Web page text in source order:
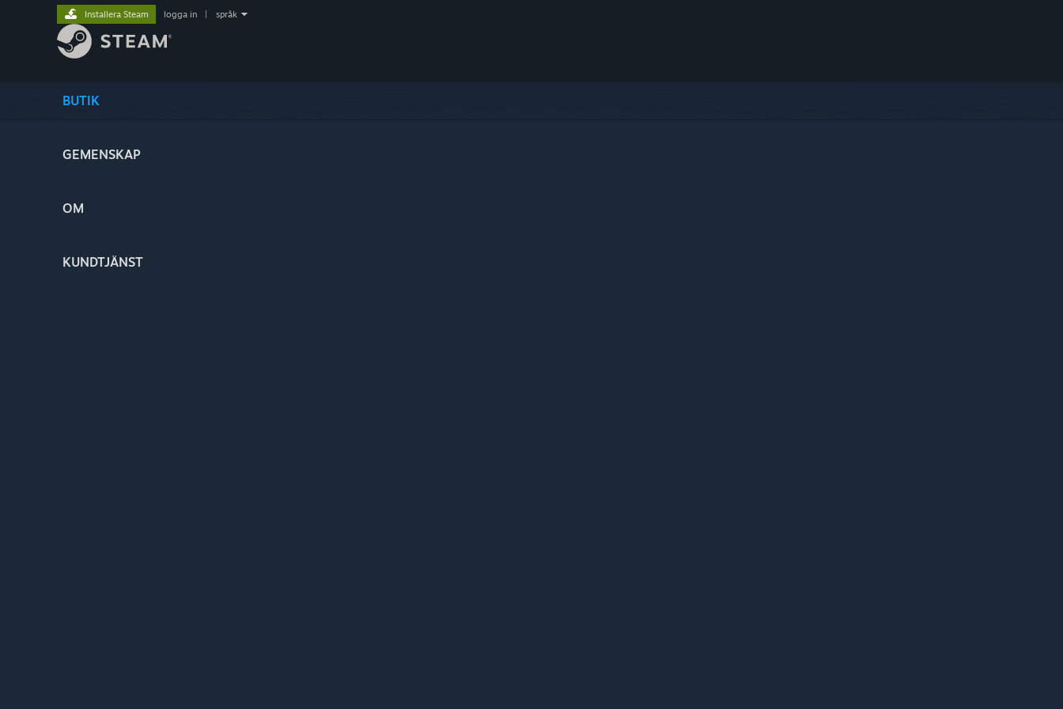
BUTIK
GEMENSKAP
OM
KUNDTJÄNST
Installera Steam logga in språk